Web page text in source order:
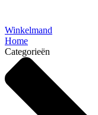
Winkelmand
Home
Categorieën